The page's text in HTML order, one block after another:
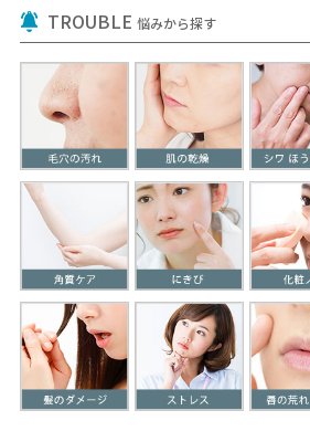
TROUBLE 悩みから探す